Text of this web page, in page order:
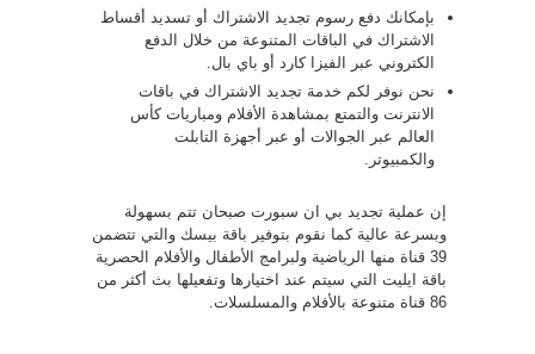
بإمكانك دفع رسوم تجديد الاشتراك أو تسديد أقساط
الاشتراك في الباقات المتنوعة من خلال الدفع
الكتروني عبر الفيزا كارد أو باي بال.
نحن نوفر لكم خدمة تجديد الاشتراك في باقات
الانترنت والتمتع بمشاهدة الأفلام ومباريات كأس
العالم عبر الجوالات أو عبر أجهزة التابلت
والكمبيوتر.
إن عملية تجديد بي ان سبورت صبحان تتم بسهولة
وبسرعة عالية كما نقوم بتوفير باقة بيسك والتي تتضمن
39 قناة منها الرياضية ولبرامج الأطفال والأفلام الحصرية
باقة ايليت التي سيتم عند اختيارها وتفعيلها بث أكثر من
86 قناة متنوعة بالأفلام والمسلسلات.